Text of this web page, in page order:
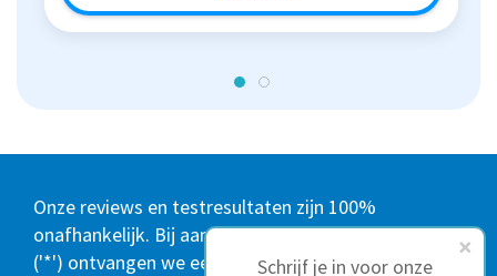
Schrijf je in voor onze
Onze reviews en testresultaten zijn 100%
onafhankelijk. Bij aankoop via gemarkeerde links
('*') ontvangen we een commissie, wat jou niets